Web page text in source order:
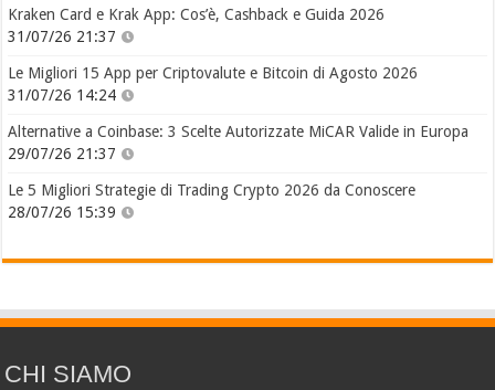
Kraken Card e Krak App: Cos’è, Cashback e Guida 2026
31/07/26 21:37
Le Migliori 15 App per Criptovalute e Bitcoin di Agosto 2026
31/07/26 14:24
Alternative a Coinbase: 3 Scelte Autorizzate MiCAR Valide in Europa
29/07/26 21:37
Le 5 Migliori Strategie di Trading Crypto 2026 da Conoscere
28/07/26 15:39
CHI SIAMO